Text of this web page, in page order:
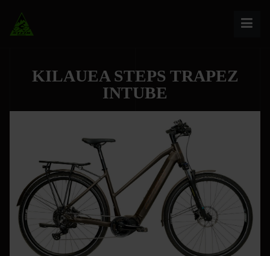
KILAUEA STEPS TRAPEZ
INTUBE